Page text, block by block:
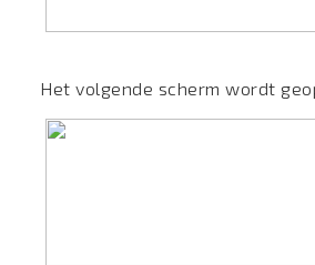
Het volgende scherm wordt